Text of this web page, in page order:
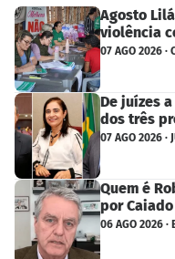
Agosto
violência
07 AGO 2026 ·
De juízes
dos três
07 AGO 2026 ·
Quem é
por
06 AGO 2026 ·